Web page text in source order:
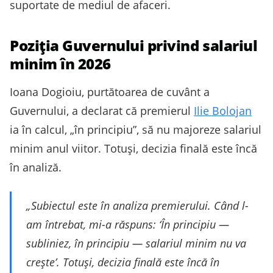
suportate de mediul de afaceri.
Poziția Guvernului privind salariul
minim în 2026
Ioana Dogioiu, purtătoarea de cuvânt a
Guvernului, a declarat că premierul Ilie Bolojan
ia în calcul, „în principiu”, să nu majoreze salariul
minim anul viitor. Totuși, decizia finală este încă
în analiză.
„Subiectul este în analiza premierului. Când l-
am întrebat, mi-a răspuns: ‘În principiu —
subliniez, în principiu — salariul minim nu va
crește’. Totuși, decizia finală este încă în